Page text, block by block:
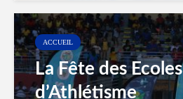
ACCUEIL
La Fête des Ecoles
d’Athlétisme